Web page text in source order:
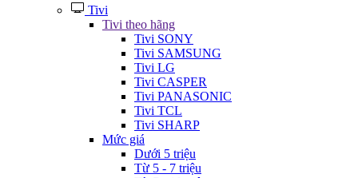
Tivi
Tivi theo hãng
Tivi SONY
Tivi SAMSUNG
Tivi LG
Tivi CASPER
Tivi PANASONIC
Tivi TCL
Tivi SHARP
Mức giá
Dưới 5 triệu
Từ 5 - 7 triệu